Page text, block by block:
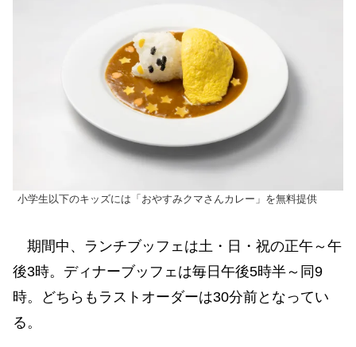
小学生以下のキッズには「おやすみクマさんカレー」を無料提供
期間中、ランチブッフェは土・日・祝の正午～午
後3時。ディナーブッフェは毎日午後5時半～同9
時。どちらもラストオーダーは30分前となってい
る。